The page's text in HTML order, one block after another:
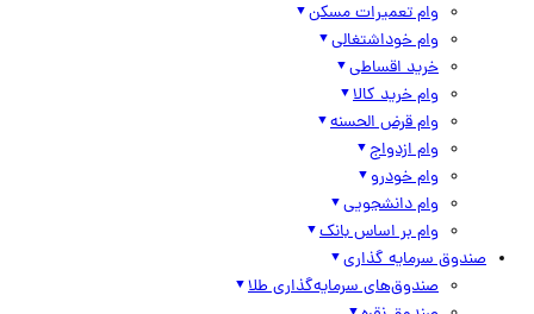
وام تعمیرات مسکن
وام خوداشتغالی
خرید اقساطی
وام خرید کالا
وام قرض الحسنه
وام ازدواج
وام خودرو
وام دانشجویی
وام بر اساس بانک
صندوق سرمایه گذاری
صندوق‌های سرمایه‌گذاری طلا